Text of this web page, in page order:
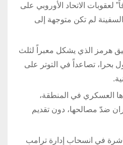
لعقوبات الاتحاد الأوروبي على
لم تكن متوجهة إلى
هرمز الذي يشكل معبراً لثلث
بحرا، تصاعداً في التوتر على
العسكري في المنطقة،
ضدّ مصالحها، دون تقديم
في انسحاب إدارة ترامب